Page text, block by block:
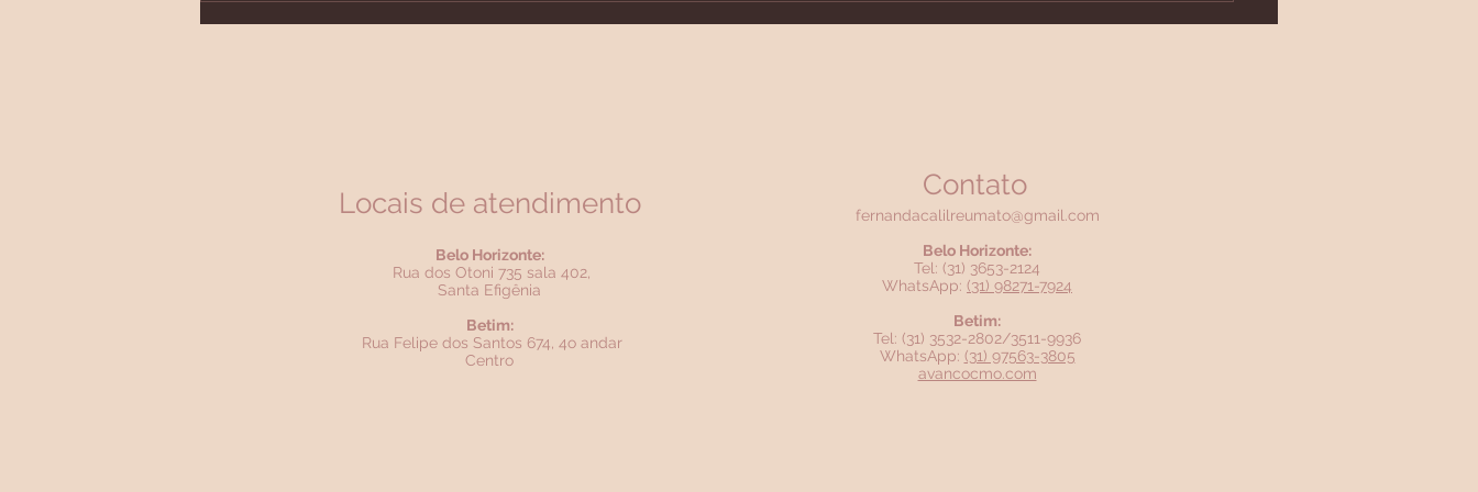
Locais de atendimento
Belo Horizonte:
Rua dos Otoni 735 sala 402,
Santa Efigênia
Betim:
Rua Felipe dos Santos 674, 4o andar
Centro
Contato
fernandacalilreumato@gmail.com
Belo Horizonte:
Tel: (31) 3653-2124
WhatsApp: (31) 98271-7924
Betim:
Tel: (31) 3532-2802/3511-9936
WhatsApp: (31) 97563-3805
avancocmo.com